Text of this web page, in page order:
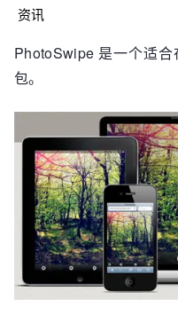
资讯
PhotoSwipe 是一个适
包。